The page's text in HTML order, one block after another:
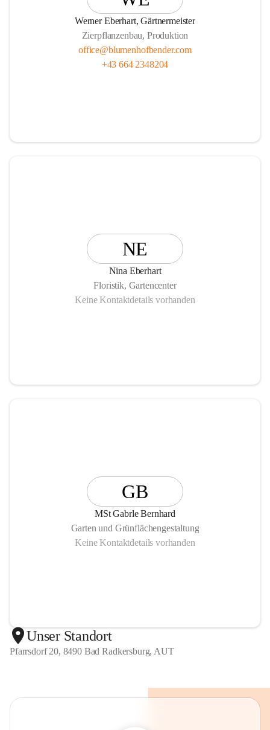
Vasen, Schalen und Pflanzgefäße!
Werner Eberhart, Gärtnermeister
Zierpflanzenbau, Produktion
office@blumenhofbender.com
+43 664 2348204
NE
Nina Eberhart
Floristik, Gartencenter
Keine Kontaktdetails vorhanden
GB
MSt Gabrle Bernhard
Garten und Grünflächengestaltung
Keine Kontaktdetails vorhanden
Unser Standort
Pfarrsdorf 20, 8490 Bad Radkersburg, AUT